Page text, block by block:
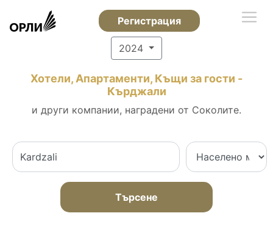
Регистрация
2024
Хотели, Апартаменти, Къщи за гости -
Кърджали
и други компании, наградени от Соколите.
Търсене